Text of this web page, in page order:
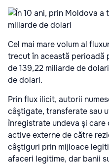
Cel mai mare volum al
trecut în această perioadă
de 139,22 miliarde de
de dolari.
Prin flux ilicit, autorii
câştigate, transfe­rate sau
înregistrate undeva şi care
active externe de către
câştiguri prin mij­loace
afaceri legitime, dar banii